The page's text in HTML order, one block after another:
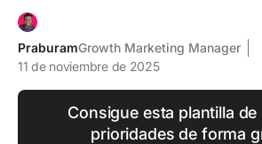
PraburamGrowth Marketing Manager
11 de noviembre de 2025
Consigue esta plantilla
prioridades de forma